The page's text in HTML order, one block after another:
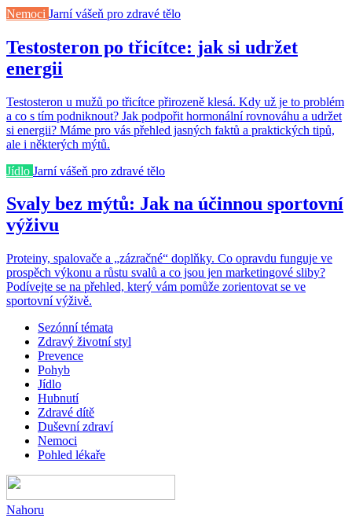
Nemoci Jarní vášeň pro zdravé tělo
Testosteron po třicítce: jak si udržet
energii
Testosteron u mužů po třicítce přirozeně klesá. Kdy už je to problém
a co s tím podniknout? Jak podpořit hormonální rovnováhu a udržet
si energii? Máme pro vás přehled jasných faktů a praktických tipů,
ale i některých mýtů.
Jídlo Jarní vášeň pro zdravé tělo
Svaly bez mýtů: Jak na účinnou sportovní
výživu
Proteiny, spalovače a „zázračné“ doplňky. Co opravdu funguje ve
prospěch výkonu a růstu svalů a co jsou jen marketingové sliby?
Podívejte se na přehled, který vám pomůže zorientovat se ve
sportovní výživě.
Sezónní témata
Zdravý životní styl
Prevence
Pohyb
Jídlo
Hubnutí
Zdravé dítě
Duševní zdraví
Nemoci
Pohled lékaře
Nahoru